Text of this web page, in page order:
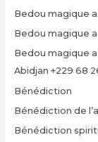
Bedou magique
Bedou magique
Bedou magique
Abidjan +229 68
Bénédiction
Bénédiction de
Bénédiction